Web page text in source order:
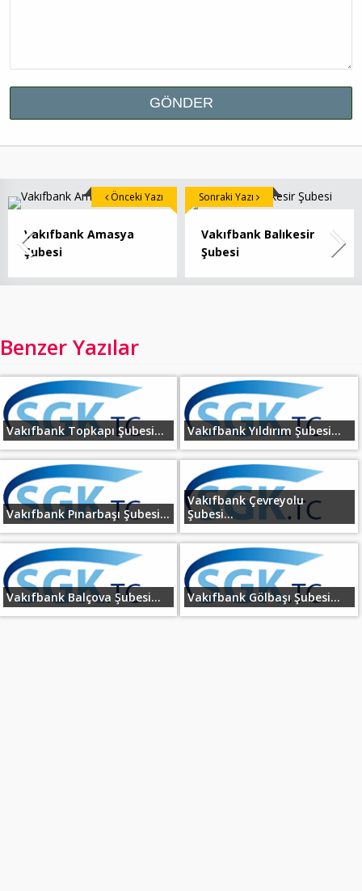
Vakıfbank Amasya
Şubesi
Önceki Yazı
Vakıfbank Balıkesir
Şubesi
Sonraki Yazı
Benzer Yazılar
Vakıfbank Topkapı Şubesi... Vakıfbank Yıldırım Şubesi...
Vakıfbank Pınarbaşı Şubesi...
Vakıfbank Çevreyolu
Şubesi...
Vakıfbank Balçova Şubesi... Vakıfbank Gölbaşı Şubesi...